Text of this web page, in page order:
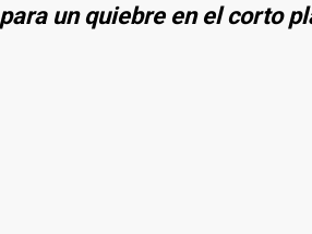
un quiebre en el corto